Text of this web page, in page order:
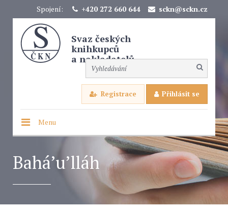
Spojení: +420 272 660 644 sckn@sckn.cz
Svaz českých
knihkupců
a nakladatelů
Registrace Přihlásit se
Menu
Bahá’u’lláh